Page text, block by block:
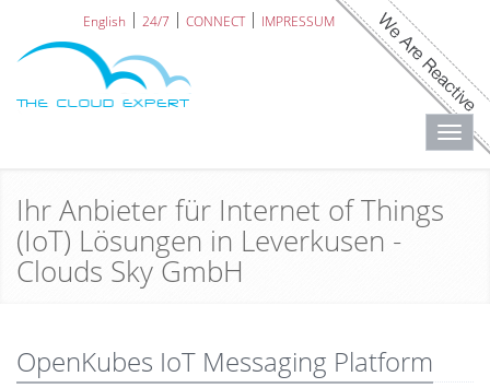
English 24/7 CONNECT IMPRESSUM
Ihr Anbieter für Internet of Things
(IoT) Lösungen in Leverkusen -
Clouds Sky GmbH
OpenKubes IoT Messaging Platform